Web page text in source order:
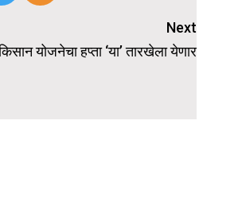
Next
योजनेचा हप्ता ‘या’ तारखेला येणार